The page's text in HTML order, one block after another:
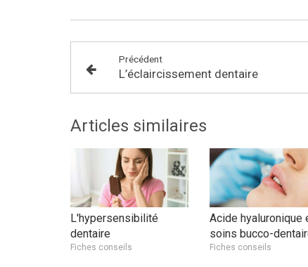
Précédent
L’éclaircissement dentaire
Articles similaires
L'hypersensibilité
dentaire
Fiches conseils
Acide hyaluronique
soins bucco-
Fiches conseils